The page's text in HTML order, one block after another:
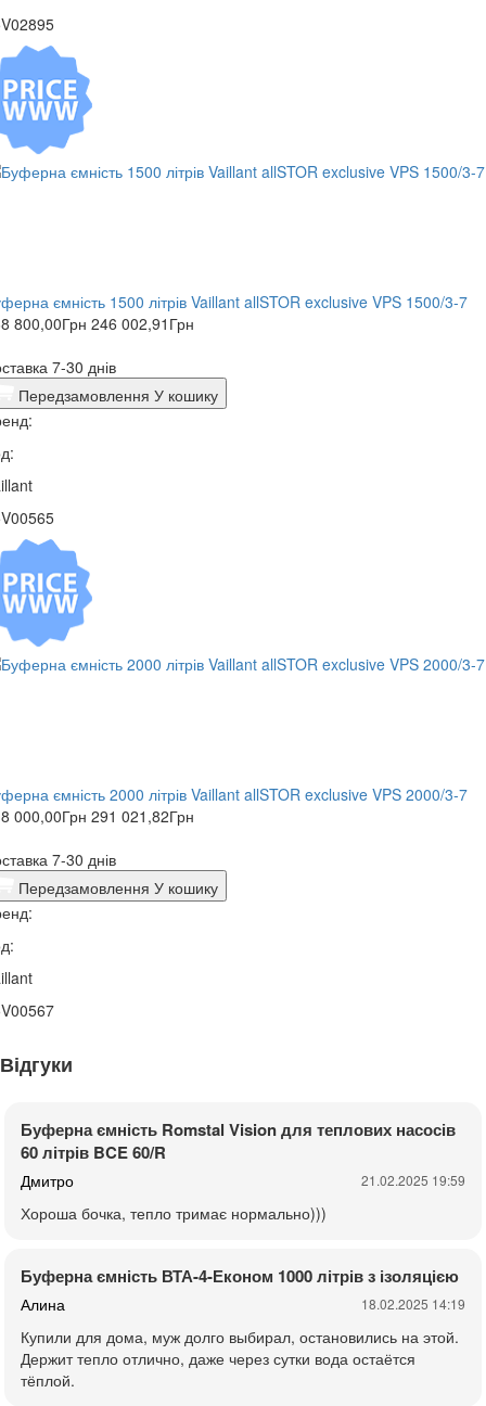
ємність 1500 літрів Vaillant allSTOR exclusive VPS 1500/3-7
800,00Грн 246 002,91 Грн
7-30 днів
Передзамовлення У кошику
ємність 2000 літрів Vaillant allSTOR exclusive VPS 2000/3-7
000,00Грн 291 021,82Грн
7-30 днів
Передзамовлення У кошику
Відгуки
Буферна ємність Romstal Vision для теплових насосів
60 літрів BCE 60/R
Дмитро 21.02.2025 19:59
Хороша бочка, тепло тримає нормально)))
Буферна ємність ВТА-4-Економ 1000 літрів з ізоляцією
Алина 18.02.2025 14:19
Купили для дома, муж долго выбирал, остановились на этой.
Держит тепло отлично, даже через сутки вода остаётся
тёплой.